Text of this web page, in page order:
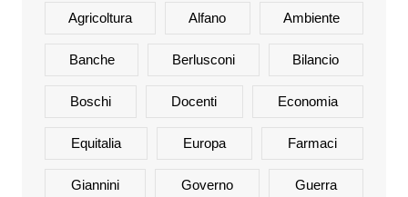
Agricoltura Alfano Ambiente
Banche Berlusconi Bilancio
Boschi Docenti Economia
Equitalia Europa Farmaci
Giannini Governo Guerra